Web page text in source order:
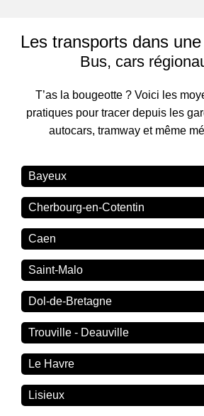
Les transports dans
Bus, cars
T’as la bougeotte ? Voici les
pratiques pour tracer depuis les
autocars, tramway et même
Bayeux
Cherbourg-en-Cotentin
Caen
Saint-Malo
Dol-de-Bretagne
Trouville - Deauville
Le Havre
Lisieux